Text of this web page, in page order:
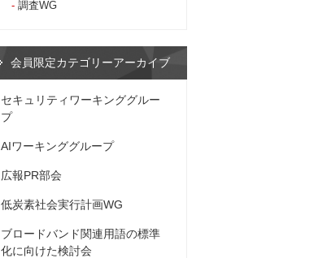
調査WG
会員限定カテゴリーアーカイブ
セキュリティワーキンググルー
プ
AIワーキンググループ
広報PR部会
低炭素社会実行計画WG
ブロードバンド関連用語の標準
化に向けた検討会